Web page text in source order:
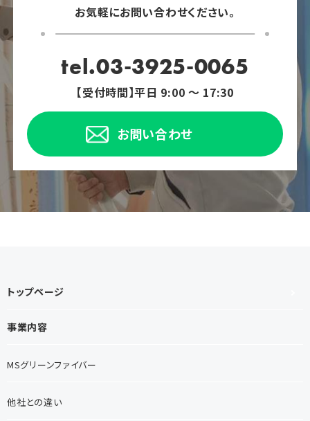
お気軽にお問い合わせください。
tel.03-3925-0065
【受付時間】平日 9:00 ～ 17:30
お問い合わせ
トップページ
事業内容
MSグリーンファイバー
他社との違い